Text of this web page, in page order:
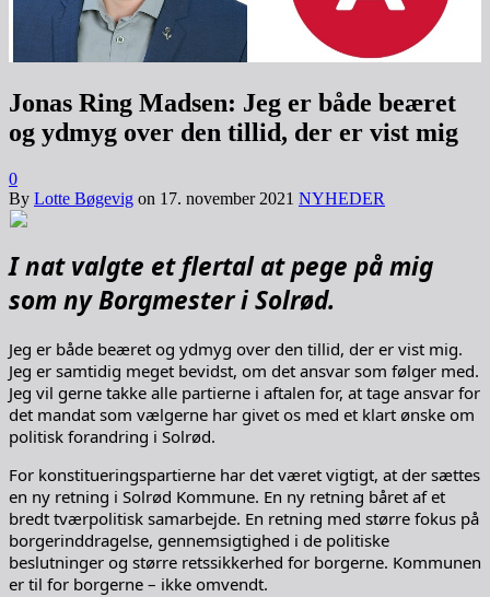
Jonas Ring Madsen: Jeg er både beæret
og ydmyg over den tillid, der er vist mig
0
By Lotte Bøgevig on 17. november 2021 NYHEDER
I nat valgte et flertal at pege på mig
som ny Borgmester i Solrød.
Jeg er både beæret og ydmyg over den tillid, der er vist mig.
Jeg er samtidig meget bevidst, om det ansvar som følger med.
Jeg vil gerne takke alle partierne i aftalen for, at tage ansvar for
det mandat som vælgerne har givet os med et klart ønske om
politisk forandring i Solrød.
For konstitueringspartierne har det været vigtigt, at der sættes
en ny retning i Solrød Kommune. En ny retning båret af et
bredt tværpolitisk samarbejde. En retning med større fokus på
borgerinddragelse, gennemsigtighed i de politiske
beslutninger og større retssikkerhed for borgerne. Kommunen
er til for borgerne – ikke omvendt.